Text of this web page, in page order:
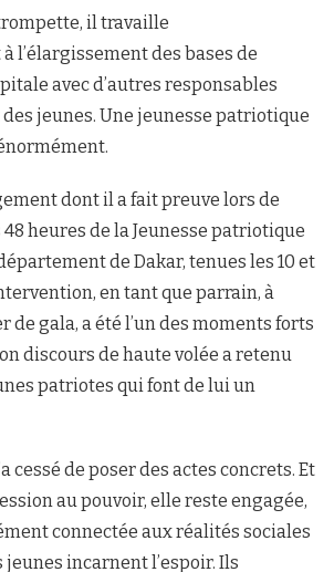
il travaille
l’élargissement des bases de
avec d’autres responsables
jeunes. Une jeunesse patriotique
dont il a fait preuve lors de
48 heures de la Jeunesse patriotique
de Dakar, tenues les 10 et
en tant que parrain, à
de gala, a été l’un des moments forts
discours de haute volée a retenu
patriotes qui font de lui un
cessé de poser des actes concrets. Et
au pouvoir, elle reste engagée,
connectée aux réalités sociales
jeunes incarnent l’espoir. Ils